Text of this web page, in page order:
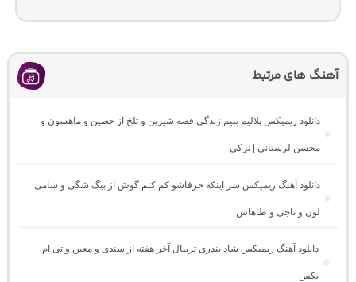
آهنگ های مرتبط
دانلود ریمیکس بلالیم بنیم زندگی قصه شیرین و تلخ از حصین و ماهسون و
محسن لرستانی | ترکی
دانلود آهنگ ریمیکس سر اینکه حرفاشو کم کنم گوش از بیگ شگی و سامی
لون و ناجی و طاهاس
دانلود آهنگ ریمیکس شاد بندری تریبال آخر هفته از سندی و معین و تی ام
بکس